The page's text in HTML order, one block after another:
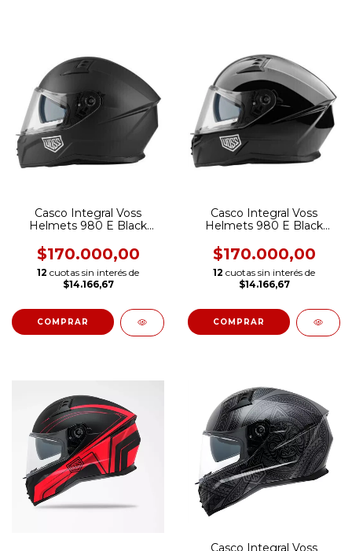
Casco Integral Voss
Helmets 980 E Black
$170.000,00
12 cuotas sin interés de
$14.166,67
COMPRAR
Casco Integral Voss
Helmets 980 E Black
$170.000,00
12 cuotas sin interés de
$14.166,67
COMPRAR
Casco Integral Voss